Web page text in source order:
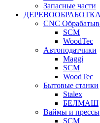
Запасные части
CNC
SCM
WoodTec
Автоподатчики
Maggi
SCM
WoodTec
Бытовые станки
Stalex
БЕЛМАШ
Ваймы и прессы
SCM